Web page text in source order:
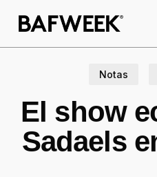
Notas
El show
Sadaels